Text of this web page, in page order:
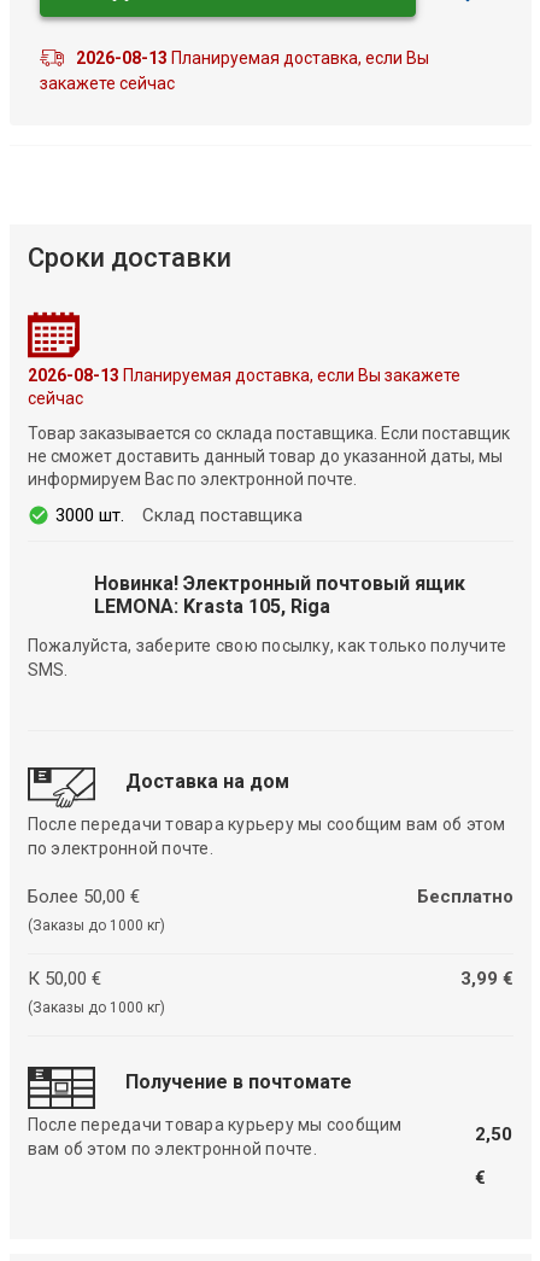
2026-08-13 Планируемая доставка, если Вы
закажете сейчас
Сроки доставки
2026-08-13 Планируемая доставка, если Вы закажете
сейчас
Товар заказывается со склада поставщика. Если поставщик
не сможет доставить данный товар до указанной даты, мы
информируем Вас по электронной почте.
3000 шт. Склад поставщика
Новинка! Электронный почтовый ящик
LEMONA: Krasta 105, Riga
Пожалуйста, заберите свою посылку, как только получите
SMS.
Доставка на дом
После передачи товара курьеру мы сообщим вам об этом
по электронной почте.
Более 50,00 €
(Заказы до 1000 кг)
Бесплатно
К 50,00 €
(Заказы до 1000 кг)
3,99 €
Получение в почтомате
После передачи товара курьеру мы сообщим
вам об этом по электронной почте.
2,50
€